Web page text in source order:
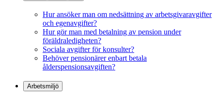
Hur ansöker man om nedsättning av arbetsgivaravgifter
och egenavgifter?
Hur gör man med betalning av pension under
föräldraledigheten?
Sociala avgifter för konsulter?
Behöver pensionärer enbart betala
ålderspensionsavgiften?
Arbetsmiljö